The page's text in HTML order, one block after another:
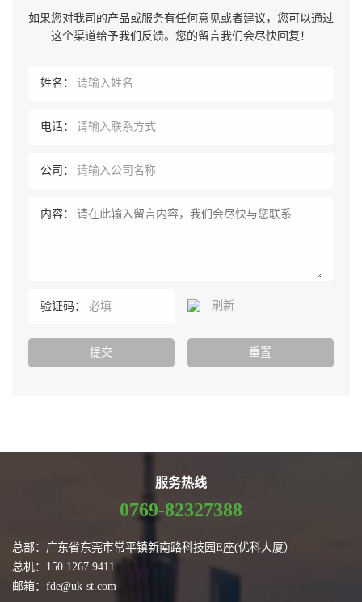
如果您对我司的产品或服务有任何意见或者建议，您可以通过
这个渠道给予我们反馈。您的留言我们会尽快回复！
姓名：
电话：
公司：
内容：
验证码： 刷新
服务热线
0769-82327388
总部：广东省东莞市常平镇新南路科技园E座(优科大厦）
总机：150 1267 9411
邮箱：fde@uk-st.com